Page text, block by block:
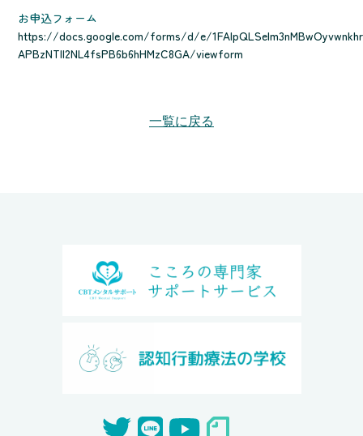
お申込フォーム
https://docs.google.com/forms/d/e/
APBzNTll2NL4fsPB6b6hHMzC8GA/viewform
一覧に戻る